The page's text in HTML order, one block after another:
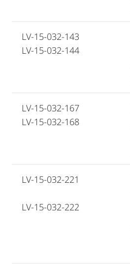
LV-15-032-143
LV-15-032-144
LV-15-032-167
LV-15-032-168
LV-15-032-221
LV-15-032-222